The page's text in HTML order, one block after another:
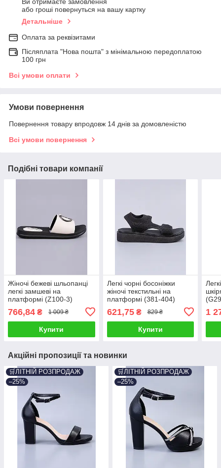
Ви отримаєте замовлення
або гроші повернуться на вашу картку
Детальніше
Оплата за реквізитами
Післяплата "Нова пошта" з мінімальною передоплатою
100 грн
Всі умови оплати
Умови повернення
Повернення товару впродовж 14 днів за домовленістю
Всі умови повернення
Подібні товари компанії
Жіночі бежеві шльопанці
легкі замшеві на
платформі (Z100-3)
766,84 ₴ 1 009 ₴
Купити
Легкі чорні босоніжки
жіночі текстильні на
платформі (381-404)
621,75₴ 829 ₴
Купити
1
Акційні пропозиції та новинки
🛒ЛІТНІЙ РОЗПРОДАЖ
–25%
🛒ЛІТНІЙ РОЗПРОДАЖ
–25%